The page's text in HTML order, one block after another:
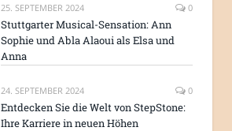
25. SEPTEMBER 2024 0
Stuttgarter Musical-Sensation: Ann
Sophie und Abla Alaoui als Elsa und
Anna
24. SEPTEMBER 2024 0
Entdecken Sie die Welt von StepStone:
Ihre Karriere in neuen Höhen